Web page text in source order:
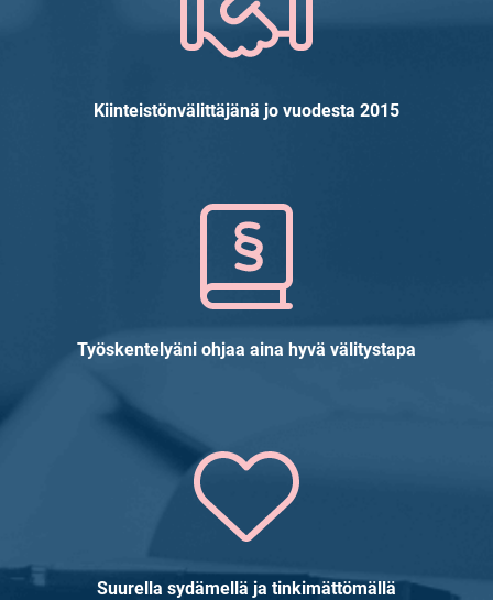
Kiinteistönvälittäjänä jo vuodesta 2015
Työskentelyäni ohjaa aina hyvä välitystapa
Suurella sydämellä ja tinkimättömällä